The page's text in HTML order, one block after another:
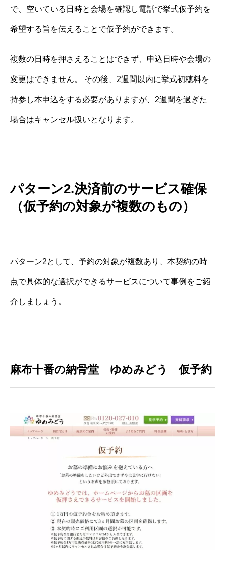
で、空いている日時と会場を確認し電話で挙式仮予約を
希望する旨を伝えることで仮予約ができます。
複数の日時を押さえることはできず、申込日時や会場の
変更はできません。 その後、2週間以内に挙式初穂料を
持参し本申込をする必要がありますが、2週間を過ぎた
場合はキャンセル扱いとなります。
パターン2.決済前のサービス確保
（仮予約の対象が複数のもの）
パターン2として、予約の対象が複数あり、本契約の時
点で具体的な選択ができるサービスについて事例をご紹
介しましょう。
麻布十番の納骨堂 ゆめみどう 仮予約